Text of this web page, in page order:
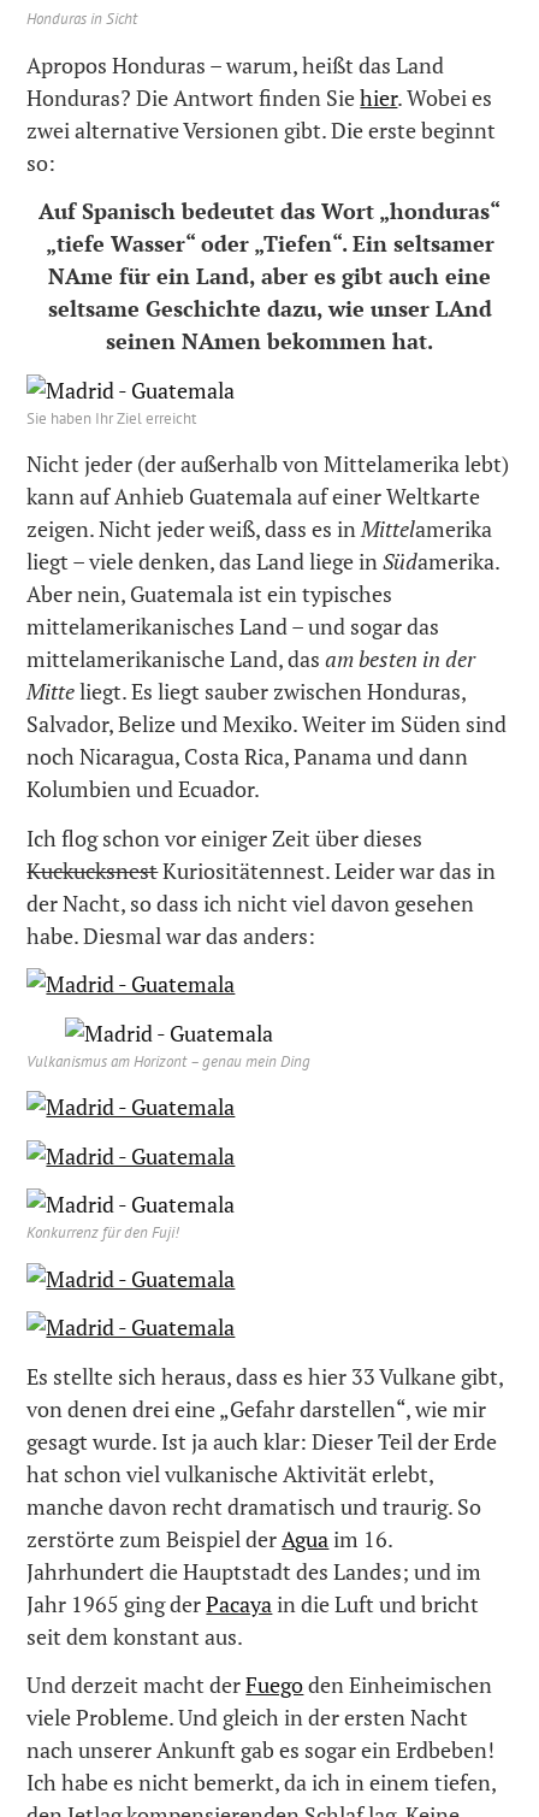
Honduras in Sicht
Apropos Honduras – warum, heißt das Land
Honduras? Die Antwort finden Siehier. Wobei es
zwei alternative Versionen gibt. Die erste beginnt
so:
Auf Spanisch bedeutet das Wort „honduras“
„tiefe Wasser“ oder „Tiefen“. Ein seltsamer
NAme für ein Land, aber es gibt auch eine
seltsame Geschichte dazu, wie unser LAnd
seinen NAmen bekommen hat.
Sie haben Ihr Ziel erreicht
Nicht jeder (der außerhalb von Mittelamerika lebt)
kann auf Anhieb Guatemala auf einer Weltkarte
zeigen. Nicht jeder weiß, dass es inMittelamerika
liegt – viele denken, das Land liege inSüdamerika.
Aber nein, Guatemala ist ein typisches
mittelamerikanisches Land – und sogar das
mittelamerikanische Land, dasam besten in der
Mitteliegt. Es liegt sauber zwischen Honduras,
Salvador, Belize und Mexiko. Weiter im Süden sind
noch Nicaragua, Costa Rica, Panama und dann
Kolumbien und Ecuador.
Ich flog schon vor einiger Zeit über dieses
KuckucksnestKuriositätennest. Leider war das in
der Nacht, so dass ich nicht viel davon gesehen
habe. Diesmal war das anders:
Vulkanismus am Horizont – genau mein Ding
Konkurrenz für den Fuji!
Es stellte sich heraus, dass es hier 33 Vulkane gibt,
von denen drei eine „Gefahr darstellen“, wie mir
gesagt wurde. Ist ja auch klar: Dieser Teil der Erde
hat schon viel vulkanische Aktivität erlebt,
manche davon recht dramatisch und traurig. So
zerstörte zum Beispiel derAguaim 16.
Jahrhundert die Hauptstadt des Landes; und im
Jahr 1965 ging derPacayain die Luft und bricht
seit dem konstant aus.
Und derzeit macht derFuegoden Einheimischen
viele Probleme. Und gleich in der ersten Nacht
nach unserer Ankunft gab es sogar ein Erdbeben!
Ich habe es nicht bemerkt, da ich in einem tiefen,